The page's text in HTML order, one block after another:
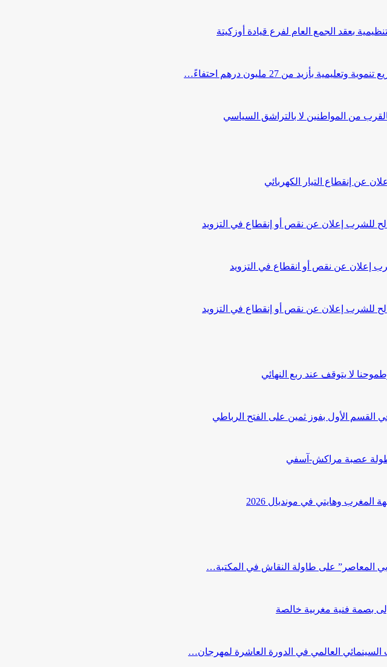
بعقد الجمع العام لفرع قيادة أوزكيتة
بأزيد من 27 مليون درهم احتفاءً…
من المواطنين لا بالتراشق السياسي
عن إنقطاع التيار الكهربائي
للشرب إعلان عن نقص أو إنقطاع في التزويد
إعلان عن نقص أو انقطاع في التزويد
للشرب إعلان عن نقص أو إنقطاع في التزويد
لا يتوقف عند ربع النهائي
القسم الأول بفوز ثمين على الفتح الرباطي
عصبة مراكش-آسفي
المغرب وهايتي في مونديال 2026
المعاصر” على طاولة النقاش في المكتبة…
بصمة فنية مغربية خالصة
السينمائي العالمي في الدورة العاشرة لمهرجان…